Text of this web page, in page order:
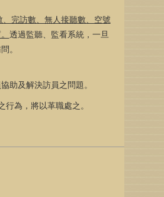
完訪數、無人接聽數、空號
透過監聽、監看系統，一旦
。
助及解決訪員之問題。
為，將以革職處之。